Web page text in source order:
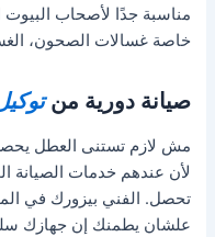
مناسبة جدًا لأصحاب البيوت
خاصة غسالات الصحون،
صيانة دورية من
مش لازم تستنى العطل
لأن عندهم خدمات الصيانة
تحصل. الفني بيزورك في